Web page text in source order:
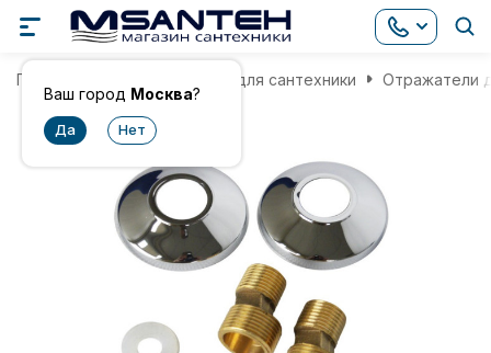
Ваш город Москва?
Главная Комплектующие для сантехники Отражатели